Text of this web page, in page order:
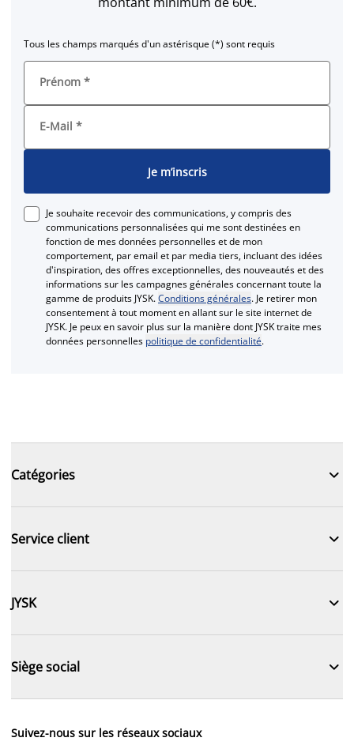
Tous les champs marqués d'un astérisque (*) sont requis
Prénom *
E-Mail *
Je m’inscris
Je souhaite recevoir des communications, y compris des
communications personnalisées qui me sont destinées en
fonction de mes données personnelles et de mon
comportement, par email et par media tiers, incluant des idées
d'inspiration, des offres exceptionnelles, des nouveautés et des
informations sur les campagnes générales concernant toute la
gamme de produits JYSK.Conditions générales. Je retirer mon
consentement à tout moment en allant sur le site internet de
JYSK. Je peux en savoir plus sur la manière dont JYSK traite mes
données personnelles politique de confidentialité.
Catégories 
Service client 
JYSK 
Siège social 
Suivez-nous sur les réseaux sociaux